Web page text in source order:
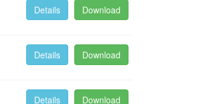
Download
Details
Download
Details
Download
Details